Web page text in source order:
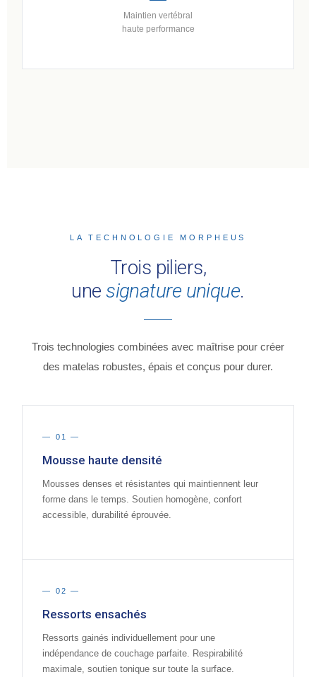
Maintien vertébral
haute performance
LA TECHNOLOGIE MORPHEUS
Trois piliers,
unesignature unique.
Trois technologies combinées avec maîtrise pour créer
des matelas robustes, épais et conçus pour durer.
— 01 —
Mousse haute densité
Mousses denses et résistantes qui maintiennent leur
forme dans le temps. Soutien homogène, confort
accessible, durabilité éprouvée.
— 02 —
Ressorts ensachés
Ressorts gainés individuellement pour une
indépendance de couchage parfaite. Respirabilité
maximale, soutien tonique sur toute la surface.